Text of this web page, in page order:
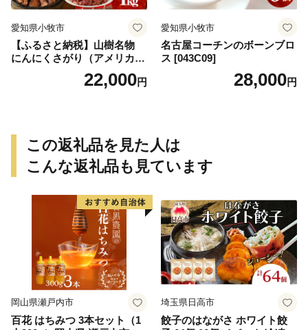
愛知県小牧市
【ふるさと納税】山樹名物
にんにくさがり（アメリカ産
22,000円
愛知県小牧市
名古屋コーチンのボーンブロ
ス [043C09]
28,000円
この返礼品を見た人は
こんな返礼品も見ています
岡山県瀬戸内市
百花 はちみつ 3本セット（1
埼玉県日高市
餃子のはながさ ホワイト餃